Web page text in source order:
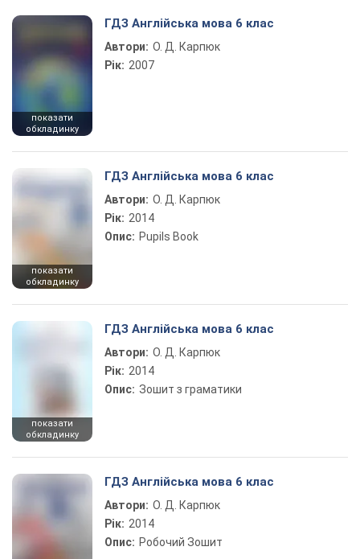
показати
обкладинку
ГДЗ Англійська мова 6 клас
Автори: О. Д. Карпюк
Рік: 2007
показати
обкладинку
ГДЗ Англійська мова 6 клас
Автори: О. Д. Карпюк
Рік: 2014
Опис: Pupils Book
показати
обкладинку
ГДЗ Англійська мова 6 клас
Автори: О. Д. Карпюк
Рік: 2014
Опис: Зошит з граматики
ГДЗ Англійська мова 6 клас
Автори: О. Д. Карпюк
Рік: 2014
Опис: Робочий Зошит